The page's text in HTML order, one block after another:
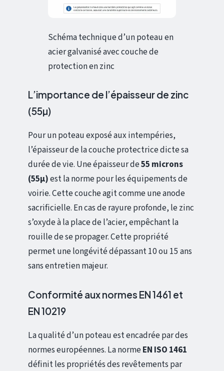
Schéma technique d’un poteau en
acier galvanisé avec couche de
protection en zinc
L’importance de l’épaisseur de zinc
(55µ)
Pour un poteau exposé aux intempéries,
l’épaisseur de la couche protectrice dicte sa
durée de vie. Une épaisseur de55 microns
(55µ)est la norme pour les équipements de
voirie. Cette couche agit comme une anode
sacrificielle. En cas de rayure profonde, le zinc
s’oxyde à la place de l’acier, empêchant la
rouille de se propager. Cette propriété
permet une longévité dépassant 10 ou 15 ans
sans entretien majeur.
Conformité aux normes EN 1461 et
EN 10219
La qualité d’un poteau est encadrée par des
normes européennes. La normeEN ISO 1461
définit les propriétés des revêtements par